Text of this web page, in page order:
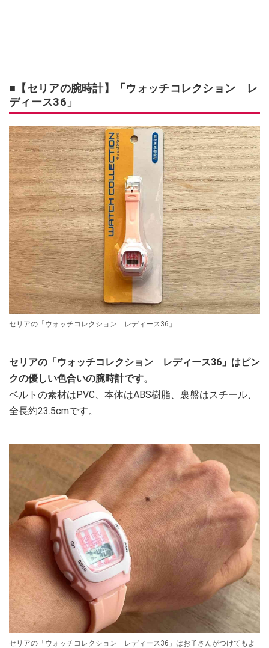
■【セリアの腕時計】「ウォッチコレクション レ
ディース36」
セリアの「ウォッチコレクション レディース36」
セリアの「ウォッチコレクション レディース36」はピン
クの優しい色合いの腕時計です。
ベルトの素材はPVC、本体はABS樹脂、裏盤はスチール、
全長約23.5cmです。
セリアの「ウォッチコレクション レディース36」はお子さんがつけてもよ